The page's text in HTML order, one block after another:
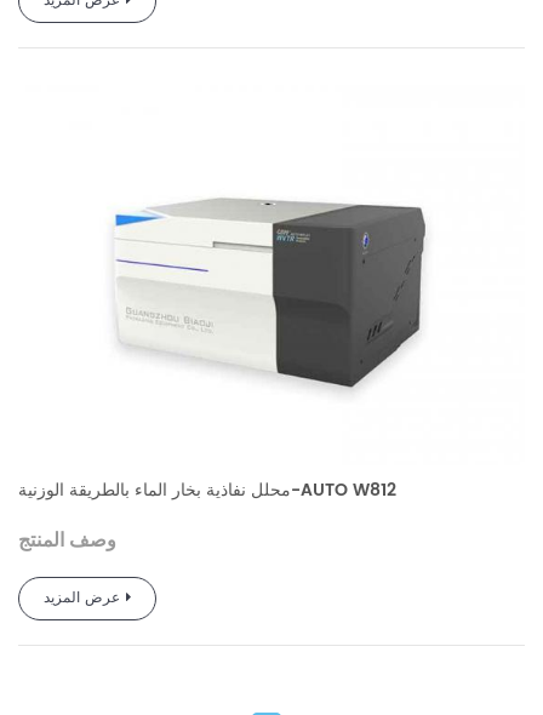
إنها مناسبة لاختبار أداء نقل بخار الماء للأفلام والصفائح والأوراق والأقمشة
محلل نفاذية بخار الماء بالطريقة الوزنية-AUTO W812
وصف المنتج
يعتمد هذا المنتج على مبدأ اختبار نقل بخار الماء بطريقة
الكوب، وقد تم تصميمه وتصنيعه وفقًا لمعايير ASTM E96، GB/T
1037، ويوفر نطاقًا واسعًا وكشفًا عالي الكفاءة لمعدل نقل بخار
الماء منخفض ومتوسط ​​وعالي. مواد حاجز بخار الماء. امتحان.
عرض المزيد